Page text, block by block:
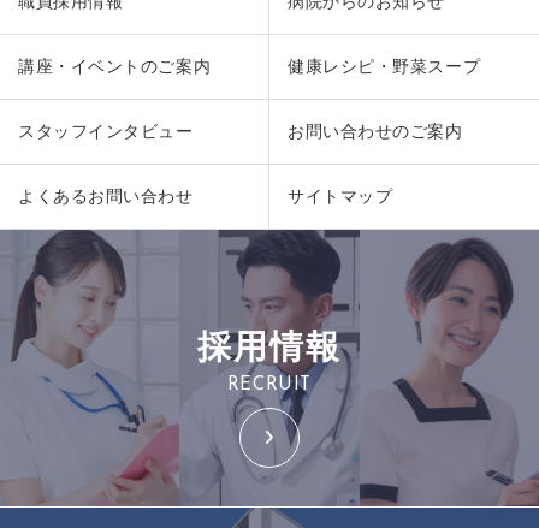
講座・イベントのご案内 健康レシピ・野菜スープ
スタッフインタビュー お問い合わせのご案内
よくあるお問い合わせ サイトマップ
採用情報
RECRUIT